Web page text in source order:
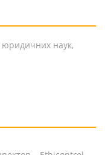
наук,